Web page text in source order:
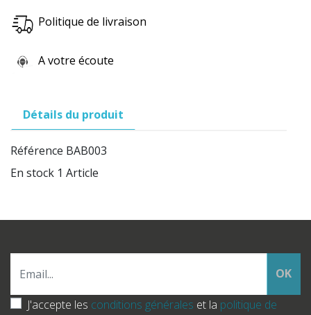
Politique de livraison
A votre écoute
Détails du produit
Référence BAB003
En stock 1 Article
OK
J'accepte les conditions générales et la politique de